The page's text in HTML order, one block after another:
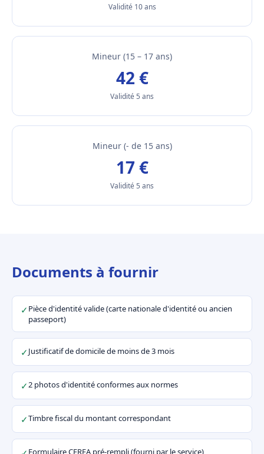
Validité 10 ans
Mineur (15 – 17 ans)
42 €
Validité 5 ans
Mineur (- de 15 ans)
17 €
Validité 5 ans
Documents à fournir
✓ Pièce d'identité valide (carte nationale d'identité ou ancien
passeport)
✓Justificatif de domicile de moins de 3 mois
✓2 photos d'identité conformes aux normes
✓Timbre fiscal du montant correspondant
Formulaire CERFA pré-rempli (fourni par le service)